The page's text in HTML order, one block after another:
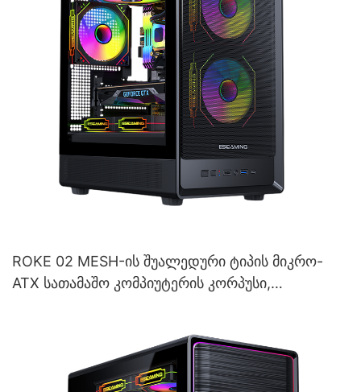
ROKE 02 MESH-ის შუალედური ტიპის მიკრო-
ATX სათამაშო კომპიუტერის კორპუსი,